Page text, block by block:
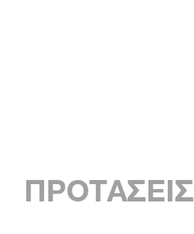
ΠΡΟΤΑΣΕΙΣ